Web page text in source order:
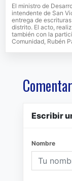
El ministro de
intendente de San
entrega de
distrito. El acto,
también con la
Comunidad, Rubén
Escribir
Nombre